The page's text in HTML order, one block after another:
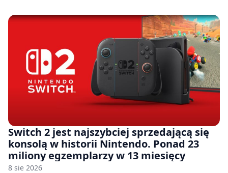
Switch 2 jest najszybciej sprzedającą się
konsolą w historii Nintendo. Ponad 23
miliony egzemplarzy w 13 miesięcy
8 sie 2026